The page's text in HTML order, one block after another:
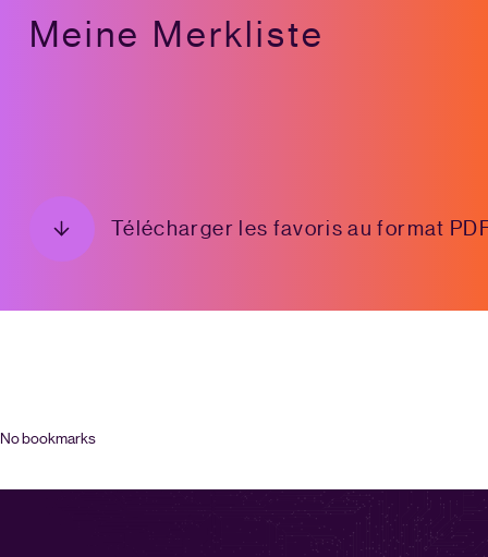
Meine Merkliste
Télécharger les favoris au format
No bookmarks